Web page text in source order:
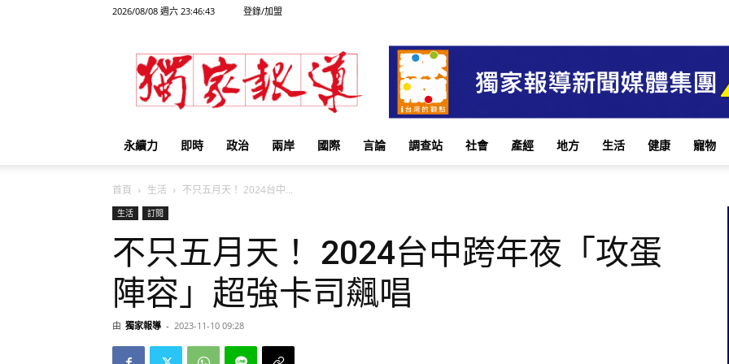
2026/08/08 週六 23:46:43 登錄/加盟
獨
家
報
永續力 即時 政治 兩岸 國際 言論 調查站 社會 產經 地方 生活 健康 寵物
首頁 生活 不只五月天！ 2024台中...
生活 訂閱
不只五月天！ 2024台中跨年夜「攻蛋
陣容」超強卡司飆唱
由 獨家報導 - 2023-11-10 09:28